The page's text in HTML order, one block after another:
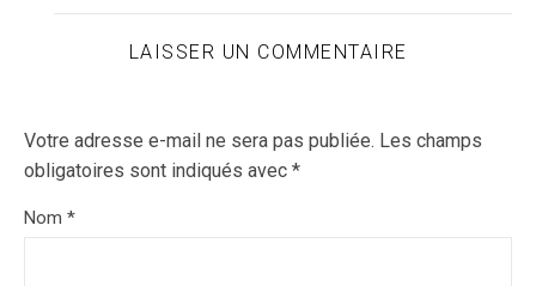
LAISSER UN COMMENTAIRE
Votre adresse e-mail ne sera pas publiée. Les champs
obligatoires sont indiqués avec *
Nom *